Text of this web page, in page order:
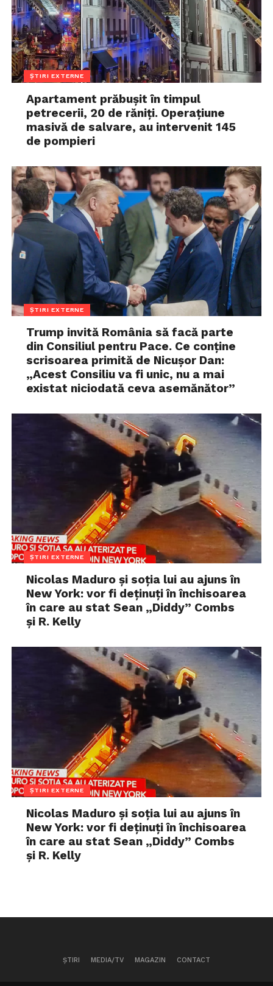
ȘTIRI EXTERNE
Apartament prăbușit în timpul
petrecerii, 20 de răniți. Operațiune
masivă de salvare, au intervenit 145
de pompieri
ȘTIRI EXTERNE
Trump invită România să facă parte
din Consiliul pentru Pace. Ce conține
scrisoarea primită de Nicușor Dan:
„Acest Consiliu va fi unic, nu a mai
existat niciodată ceva asemănător”
ȘTIRI EXTERNE
Nicolas Maduro și soția lui au ajuns în
New York: vor fi deținuți în închisoarea
în care au stat Sean „Diddy” Combs
și R. Kelly
ȘTIRI EXTERNE
Nicolas Maduro și soția lui au ajuns în
New York: vor fi deținuți în închisoarea
în care au stat Sean „Diddy” Combs
și R. Kelly
ȘTIRI MEDIA/TV MAGAZIN CONTACT